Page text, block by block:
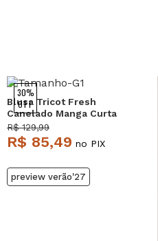
30%
OFF
Blusa Tricot Fresh
Canelado Manga Curta
Amarela Salvatore
R$ 129,99
R$ 85,49 no PIX
preview verão'27